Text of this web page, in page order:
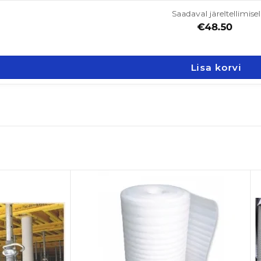
Saadaval järeltellimisel
€48.50
Lisa korvi